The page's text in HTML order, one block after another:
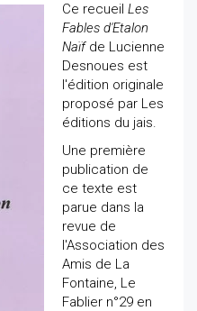
Ce recueil Les
Fables d'Etalon
Naïfde Lucienne
Desnoues est
l'édition originale
proposé par Les
éditions du jais.
Une première
publication de
ce texte est
parue dans la
revue de
l'Association des
Amis de La
Fontaine, Le
Fablier n°29 en